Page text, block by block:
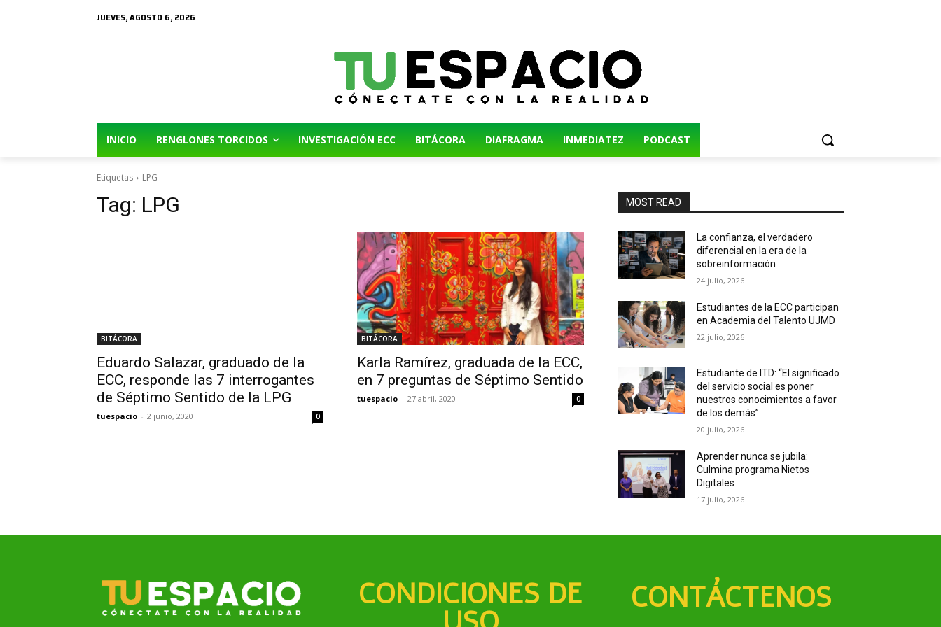
JUEVES, AGOSTO 6, 2026
INICIO RENGLONES TORCIDOS INVESTIGACIÓN ECC BITÁCORA DIAFRAGMA INMEDIATEZ PODCAST
Etiquetas LPG
Tag: LPG
BITÁCORA
Eduardo Salazar, graduado de la
ECC, responde las 7 interrogantes
de Séptimo Sentido de la LPG
tuespacio - 2 junio, 2020 0
BITÁCORA
Karla Ramírez, graduada de la ECC,
en 7 preguntas de Séptimo Sentido
tuespacio - 27 abril, 2020 0
MOST READ
La confianza, el verdadero
diferencial en la era de la
sobreinformación
24 julio, 2026
Estudiantes de la ECC participan
en Academia del Talento UJMD
22 julio, 2026
Estudiante de ITD: “El significado
del servicio social es poner
nuestros conocimientos a favor
de los demás”
20 julio, 2026
Aprender nunca se jubila:
Culmina programa Nietos
Digitales
17 julio, 2026
CONDICIONES DE CONTÁCTENOS